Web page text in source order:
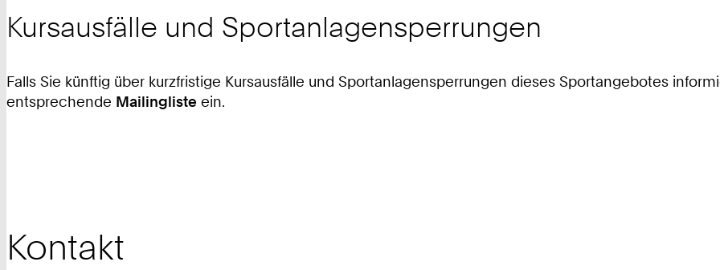
Kursausfälle und Sportanlagensperrungen
Falls Sie künftig über kurzfristige Kursausfälle und Sportanlagensperrungen dieses Sportangebotes
entsprechende Mailingliste ein.
Kontakt